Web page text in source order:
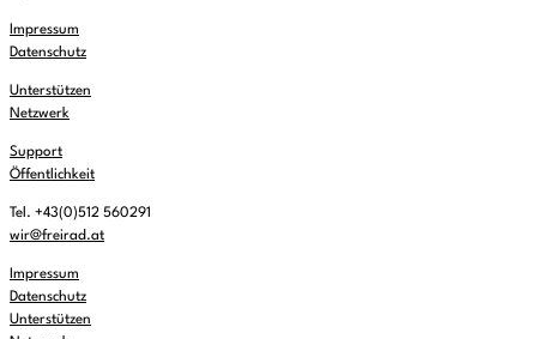
Impressum
Datenschutz
Unterstützen
Netzwerk
Support
Öffentlichkeit
Tel. +43(0)512 560291
wir@freirad.at
Impressum
Datenschutz
Unterstützen